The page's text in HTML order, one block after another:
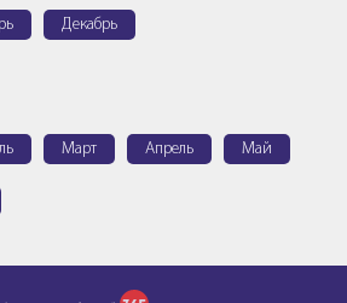
Декабрь
Март Апрель Май